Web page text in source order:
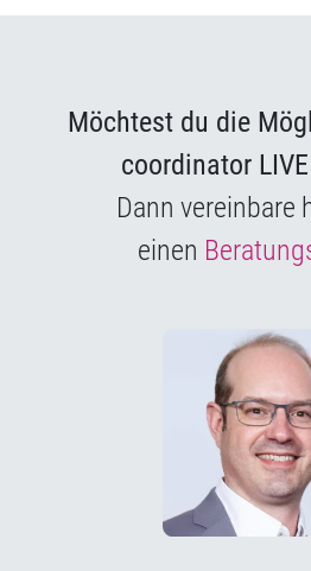
Möchtest du die
coordinator
Dann vereinbare
einen